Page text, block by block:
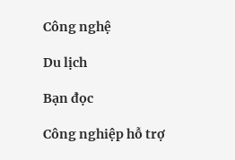
Công nghệ
Du lịch
Bạn đọc
Công nghiệp hỗ trợ